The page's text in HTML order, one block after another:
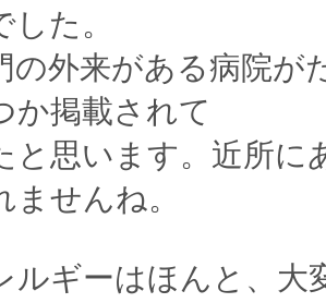
した。
の外来がある病院が
か掲載されて
と思います。近所に
ませんね。
ルギーはほんと、大